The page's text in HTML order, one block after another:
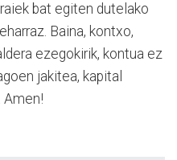
bat egiten dutelako
Baina, kontxo,
ezegokirik, kontua ez
jakitea, kapital
Amen!